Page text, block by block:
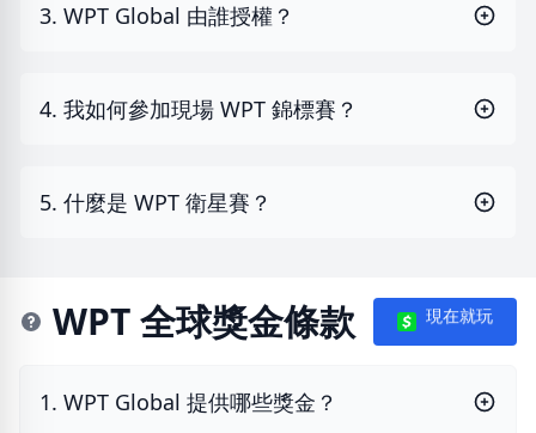
3. WPT Global 由誰授權？
4. 我如何參加現場 WPT 錦標賽？
5. 什麼是 WPT 衛星賽？
WPT 全球獎金條款 現在就玩
1. WPT Global 提供哪些獎金？